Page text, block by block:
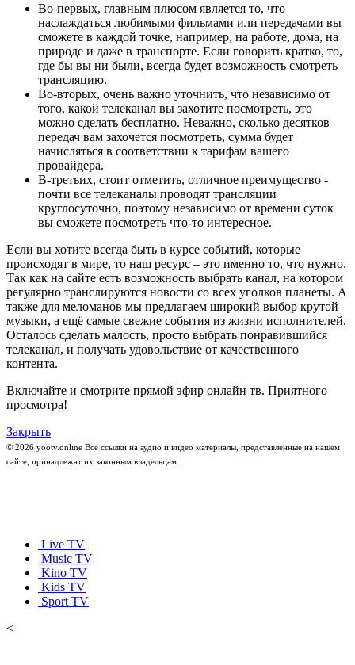
Во-первых, главным плюсом является то, что
наслаждаться любимыми фильмами или передачами вы
сможете в каждой точке, например, на работе, дома, на
природе и даже в транспорте. Если говорить кратко, то,
где бы вы ни были, всегда будет возможность смотреть
трансляцию.
Во-вторых, очень важно уточнить, что независимо от
того, какой телеканал вы захотите посмотреть, это
можно сделать бесплатно. Неважно, сколько десятков
передач вам захочется посмотреть, сумма будет
начисляться в соответствии к тарифам вашего
провайдера.
В-третьих, стоит отметить, отличное преимущество -
почти все телеканалы проводят трансляции
круглосуточно, поэтому независимо от времени суток
вы сможете посмотреть что-то интересное.
Если вы хотите всегда быть в курсе событий, которые
происходят в мире, то наш ресурс – это именно то, что нужно.
Так как на сайте есть возможность выбрать канал, на котором
регулярно транслируются новости со всех уголков планеты. А
также для меломанов мы предлагаем широкий выбор крутой
музыки, а ещё самые свежие события из жизни исполнителей.
Осталось сделать малость, просто выбрать понравившийся
телеканал, и получать удовольствие от качественного
контента.
Включайте и смотрите прямой эфир онлайн тв. Приятного
просмотра!
Закрыть
© 2026 yootv.online Все ссылки на аудио и видео материалы, представленные на нашем
сайте, принадлежат их законным владельцам.
Live TV
Music TV
Kino TV
Kids TV
Sport TV
<